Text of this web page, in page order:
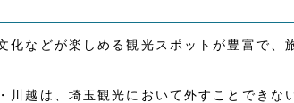
化などが楽しめる観光スポットが豊富で、
川越は、埼玉観光において外すことできな